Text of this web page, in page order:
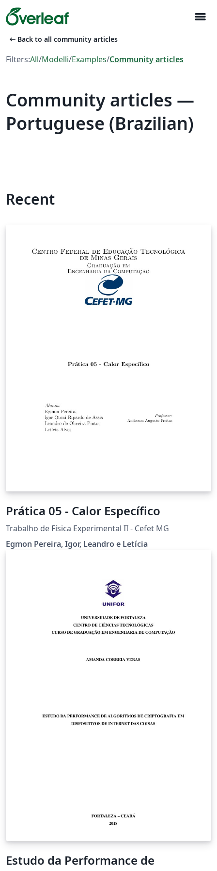
menu
arrow_left_alt Back to all community articles
Filters:All/Modelli/Examples/Community articles
Community articles —
Portuguese (Brazilian)
Recent
Prática 05 - Calor Específico
Trabalho de Física Experimental II - Cefet MG
Egmon Pereira, Igor, Leandro e Letícia
Estudo da Performance de